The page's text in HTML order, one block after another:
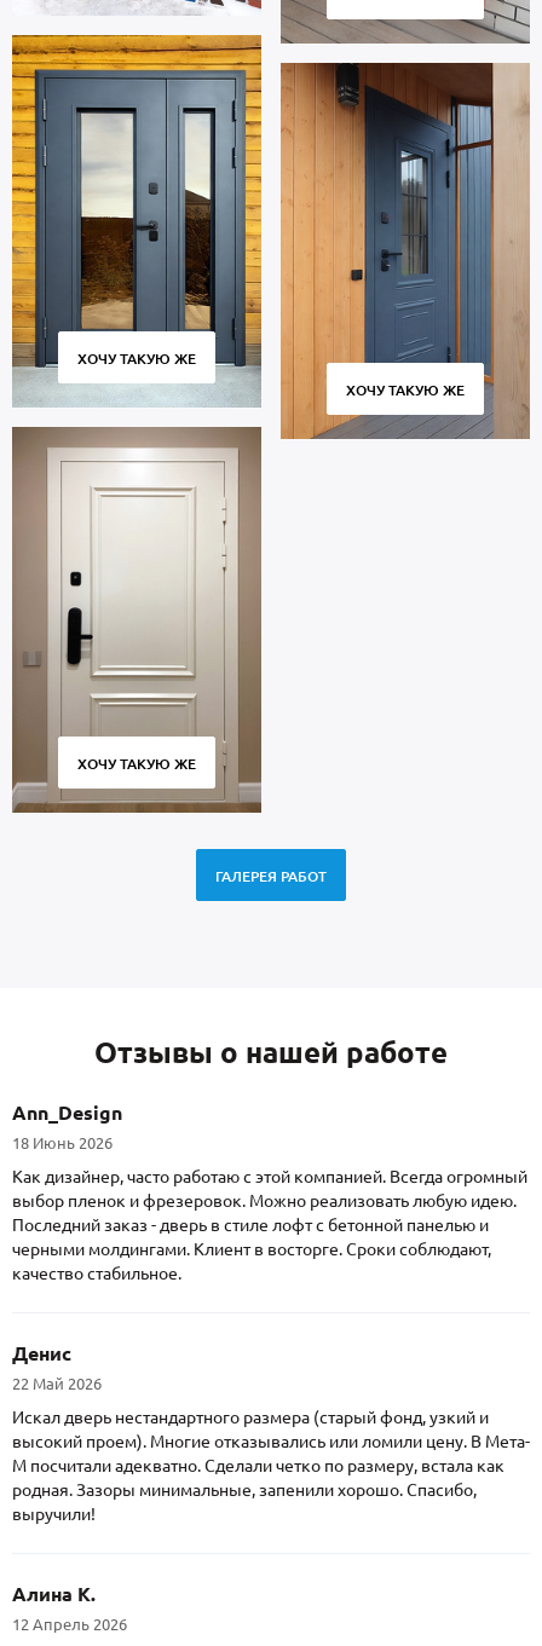
ХОЧУ ТАКУЮ ЖЕ
ХОЧУ ТАКУЮ ЖЕ
ХОЧУ ТАКУЮ ЖЕ
ГАЛЕРЕЯ РАБОТ
Отзывы о нашей работе
Ann_Design
18 Июнь 2026
Как дизайнер, часто работаю с этой компанией. Всегда огромный
выбор пленок и фрезеровок. Можно реализовать любую идею.
Последний заказ - дверь в стиле лофт с бетонной панелью и
черными молдингами. Клиент в восторге. Сроки соблюдают,
качество стабильное.
Денис
22 Май 2026
Искал дверь нестандартного размера (старый фонд, узкий и
высокий проем). Многие отказывались или ломили цену. В Мета-
М посчитали адекватно. Сделали четко по размеру, встала как
родная. Зазоры минимальные, запенили хорошо. Спасибо,
выручили!
Алина К.
12 Апрель 2026